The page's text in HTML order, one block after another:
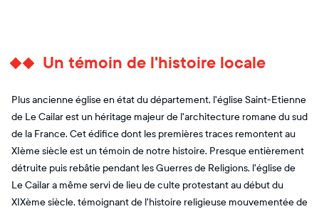
Un témoin de l'histoire locale
Plus ancienne église en état du département, l'église Saint-Etienne
de Le Cailar est un héritage majeur de l'architecture romane du sud
de la France. Cet édifice dont les premières traces remontent au
XIème siècle est un témoin de notre histoire. Presque entièrement
détruite puis rebâtie pendant les Guerres de Religions, l'église de
Le Cailar a même servi de lieu de culte protestant au début du
XIXème siècle, témoignant de l'histoire religieuse mouvementée de